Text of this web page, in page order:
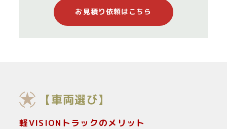
お見積り依頼はこちら
【車両選び】
軽VISIONトラックのメリット